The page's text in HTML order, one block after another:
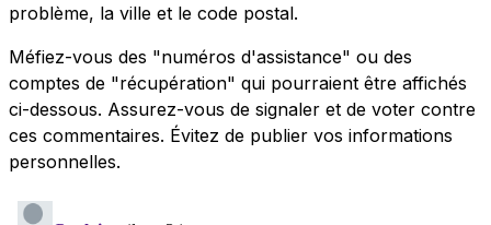
problème, la ville et le code postal.
Méfiez-vous des "numéros d'assistance" ou des
comptes de "récupération" qui pourraient être affichés
ci-dessous. Assurez-vous de signaler et de voter contre
ces commentaires. Évitez de publier vos informations
personnelles.